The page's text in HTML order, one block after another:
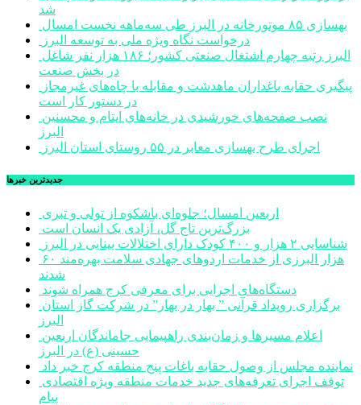
شد
بهسازی ۸۵ موتورخانه در البرز طی سه‌ماهه نخست امسال
درخواست نگاه ویژه ملی به توسعه البرز
در بخش صنعت
در دستور کار است
البرز
اجرای طرح بهسازی معابر در ۵۵ روستای استان البرز
جديدترين خبرها
اربعین امسال؛ جلوه‌ای باشکوه از تولی و تبری
بزرگ‌ترین تاج گل، آزادی یک انسان است
شناسایی ۲ هزار و ۴۰۰ کودک دارای اختلالات بینایی در البرز
۶۰ هزار البرزی از خدمات اردوهای جهادی سلامت بهره‌مند
شدند
دستگاه‌های اجرایی برای معرفی کرج همراه شوند
البرز
حسینی (ع) در البرز
نماینده مجلس از وصول حقابه باغات پنج منطقه کرج خبر داد
پیام